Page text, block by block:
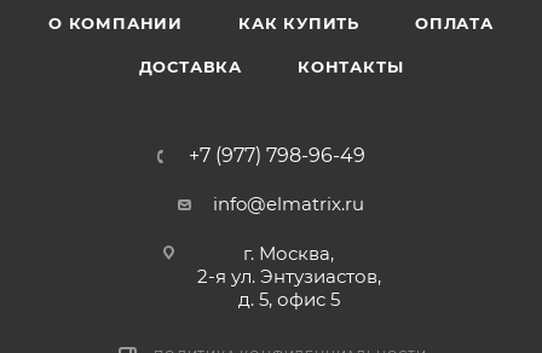
О КОМПАНИИ КАК КУПИТЬ ОПЛАТА
ДОСТАВКА КОНТАКТЫ
+7 (977) 798-96-49
info@elmatrix.ru
г. Москва,
2-я ул. Энтузиастов,
д. 5, офис 5